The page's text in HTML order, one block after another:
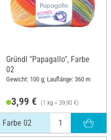
Gründl "Papagallo", Farbe
02
Gewicht: 100 g; Lauflänge: 360 m
3,99 € (1 kg = 39,90 €)
Farbe 02